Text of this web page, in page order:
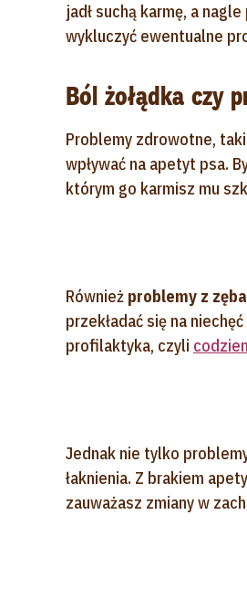
jadł suchą karmę, a
wykluczyć ewentualne
Ból żołądka czy
Problemy zdrowotne,
wpływać na apetyt psa.
którym go karmisz mu
Również problemy z
przekładać się na
profilaktyka, czyli
Jednak nie tylko
łaknienia. Z brakiem
zauważasz zmiany w